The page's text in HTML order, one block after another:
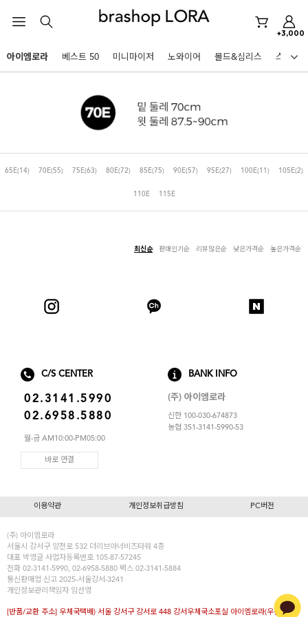
+3,000
르미스떼르
아이엠로라
노와이어
미니마이저
아이엠로라
노와이어
아이엠로라 베스트 50 미니마이저 노와이어 몰드&심리스 스포츠
65E(14) 70E(55) 75E(63) 80E(72) 85E(75) 90E(57) 95E(27) 100E(11) 105E(2)
110E 115E
최신순 판매인기순 리뷰많은순 낮은가격순 높은가격순
C/S CENTER
02.3141.5990
02.6958.5880
월-금 AM10:00-PM05:00
바로 연결
BANK INFO
(주) 아이엠로라
신한 100-030-674873
농협 351-3141-5990-53
이용약관 개인정보취급방침 PC버전
(주) 아이엠로라
서울시 강서구 양천로 532 더리브아너비즈타워 4층
대표 박영글 사업자등록번호 105-87-57245
전화 02-3141-5990, 02-6958-5880 팩스 02-3141-5884
통신판매업 신고 2025-서울강서-3241
개인정보관리책임자 임선영
[반품/교환 주소] 우체국택배) 서울 강서구 강서로 448 강서우체국소포실 아이엠로라(우편번호